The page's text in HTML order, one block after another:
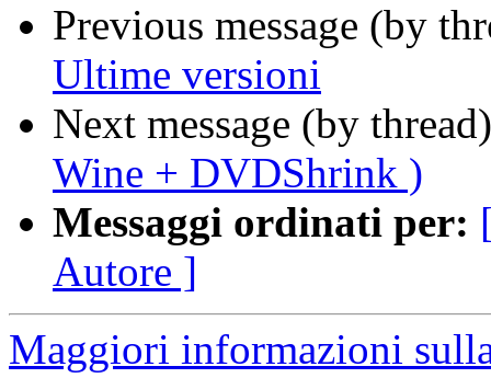
Previous message (by
Ultime versioni
Next message (by
Wine + DVDShrink )
Messaggi ordinati per:
Autore ]
Maggiori informazioni